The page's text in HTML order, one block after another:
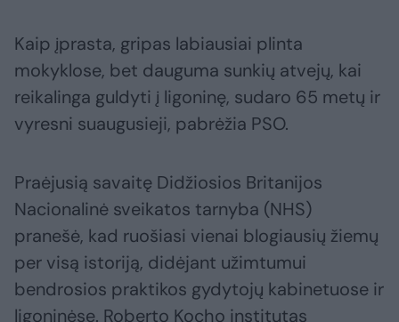
Kaip įprasta, gripas labiausiai plinta
mokyklose, bet dauguma sunkių atvejų, kai
reikalinga guldyti į ligoninę, sudaro 65 metų ir
vyresni suaugusieji, pabrėžia PSO.
Praėjusią savaitę Didžiosios Britanijos
Nacionalinė sveikatos tarnyba (NHS)
pranešė, kad ruošiasi vienai blogiausių žiemų
per visą istoriją, didėjant užimtumui
bendrosios praktikos gydytojų kabinetuose ir
ligoninėse. Roberto Kocho institutas